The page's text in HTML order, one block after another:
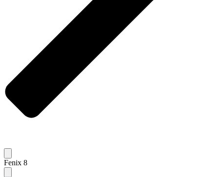
Fenix 8